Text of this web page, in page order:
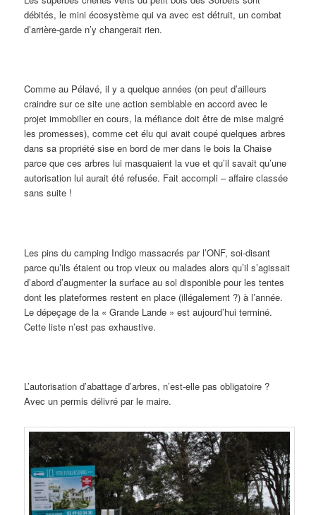
débités, le mini écosystème qui va avec est détruit, un combat
d’arrière-garde n’y changerait rien.
Comme au Pélavé, il y a quelque années (on peut d’ailleurs
craindre sur ce site une action semblable en accord avec le
projet immobilier en cours, la méfiance doit être de mise malgré
les promesses), comme cet élu qui avait coupé quelques arbres
dans sa propriété sise en bord de mer dans le bois la Chaise
parce que ces arbres lui masquaient la vue et qu’il savait qu’une
autorisation lui aurait été refusée. Fait accompli – affaire classée
sans suite !
Les pins du camping Indigo massacrés par l’ONF, soi-disant
parce qu’ils étaient ou trop vieux ou malades alors qu’il s’agissait
d’abord d’augmenter la surface au sol disponible pour les tentes
dont les plateformes restent en place (illégalement ?) à l’année.
Le dépeçage de la « Grande Lande » est aujourd’hui terminé.
Cette liste n’est pas exhaustive.
L’autorisation d’abattage d’arbres, n’est-elle pas obligatoire ?
Avec un permis délivré par le maire.